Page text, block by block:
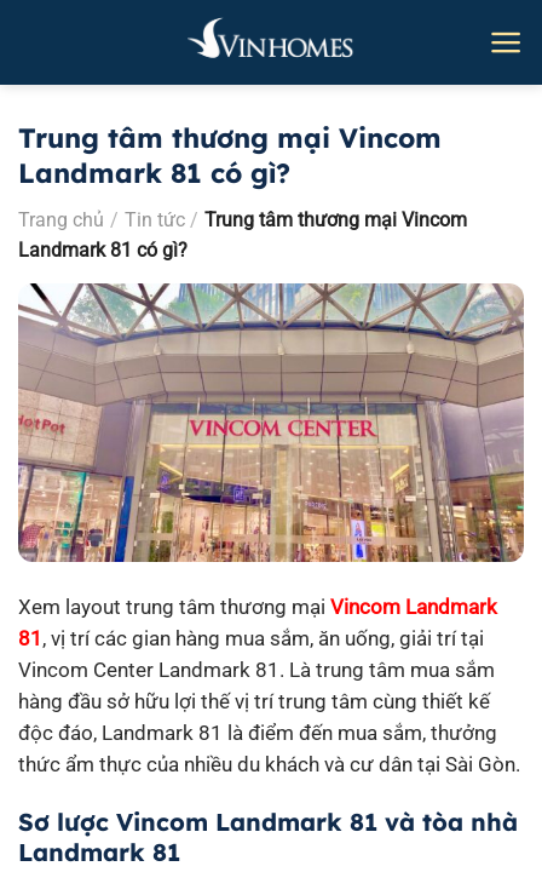
Trung tâm thương mại Vincom
Landmark 81 có gì?
Trang chủ / Tin tức / Trung tâm thương mại Vincom
Landmark 81 có gì?
Xem layout trung tâm thương mại Vincom Landmark
81 , vị trí các gian hàng mua sắm, ăn uống, giải trí tại
Vincom Center Landmark 81. Là trung tâm mua sắm
hàng đầu sở hữu lợi thế vị trí trung tâm cùng thiết kế
độc đáo, Landmark 81 là điểm đến mua sắm, thưởng
thức ẩm thực của nhiều du khách và cư dân tại Sài Gòn.
Sơ lược Vincom Landmark 81 và tòa nhà
Landmark 81